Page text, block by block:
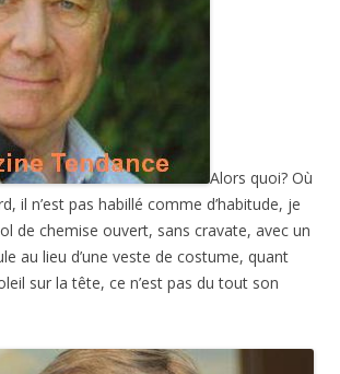
Alors quoi? Où
il n’est pas habillé comme d’habitude, je
de chemise ouvert, sans cravate, avec un
au lieu d’une veste de costume, quant
sur la tête, ce n’est pas du tout son